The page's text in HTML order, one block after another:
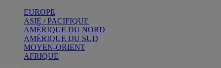
EUROPE
ASIE / PACIFIQUE
AMÉRIQUE DU NORD
AMÉRIQUE DU SUD
MOYEN-ORIENT
AFRIQUE